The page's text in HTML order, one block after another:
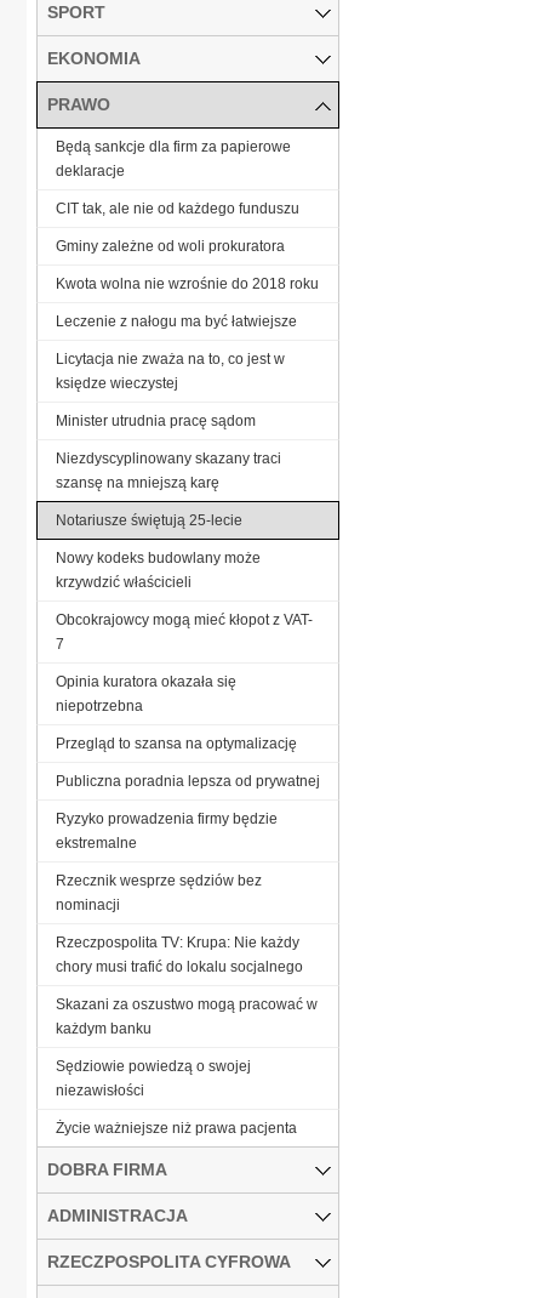
SPORT
EKONOMIA
PRAWO
Będą sankcje dla firm za papierowe
deklaracje
CIT tak, ale nie od każdego funduszu
Gminy zależne od woli prokuratora
Kwota wolna nie wzrośnie do 2018 roku
Leczenie z nałogu ma być łatwiejsze
Licytacja nie zważa na to, co jest w
księdze wieczystej
Minister utrudnia pracę sądom
Niezdyscyplinowany skazany traci
szansę na mniejszą karę
Notariusze świętują 25-lecie
Nowy kodeks budowlany może
krzywdzić właścicieli
Obcokrajowcy mogą mieć kłopot z VAT-
7
Opinia kuratora okazała się
niepotrzebna
Przegląd to szansa na optymalizację
Publiczna poradnia lepsza od prywatnej
Ryzyko prowadzenia firmy będzie
ekstremalne
Rzecznik wesprze sędziów bez
nominacji
Rzeczpospolita TV: Krupa: Nie każdy
chory musi trafić do lokalu socjalnego
Skazani za oszustwo mogą pracować w
każdym banku
Sędziowie powiedzą o swojej
niezawisłości
Życie ważniejsze niż prawa pacjenta
DOBRA FIRMA
ADMINISTRACJA
RZECZPOSPOLITA CYFROWA